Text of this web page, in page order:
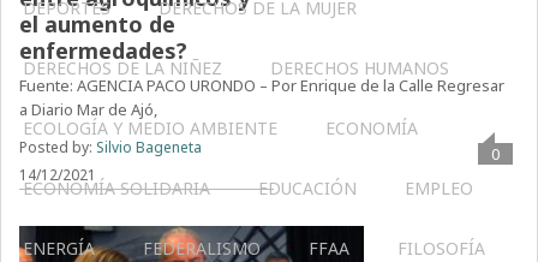
DEPORTES DERECHOS DE LA MUJER
DERECHOS DE LA NIÑEZ DERECHOS HUMANOS
ECOLOGÍA Y MEDIO AMBIENTE ECONOMÍA
ECONOMÍA SOLIDARIA EDUCACIÓN EMPLEO
ENERGÍA FEDERALISMO FFAA FILOSOFÍA
el aumento de
enfermedades?
Fuente: AGENCIA PACO URONDO – Por Enrique de la Calle Regresar
a Diario Mar de Ajó,
Posted by: Silvio Bageneta
14/12/2021
0